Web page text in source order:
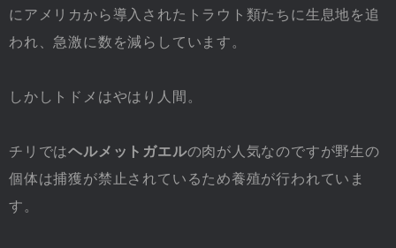
にアメリカから導入されたトラウト類たちに生息地を追
われ、急激に数を減らしています。
しかしトドメはやはり人間。
チリではヘルメットガエルの肉が人気なのですが野生の
個体は捕獲が禁止されているため養殖が行われていま
す。